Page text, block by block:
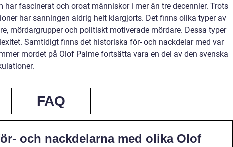
har fascinerat och oroat människor i mer än tre decennier. Trots
har sanningen aldrig helt klargjorts. Det finns olika typer av
mördargrupper och politiskt motiverade mördare. Dessa typer
Samtidigt finns det historiska för- och nackdelar med var
mordet på Olof Palme fortsätta vara en del av den svenska
FAQ
och nackdelarna med olika Olof